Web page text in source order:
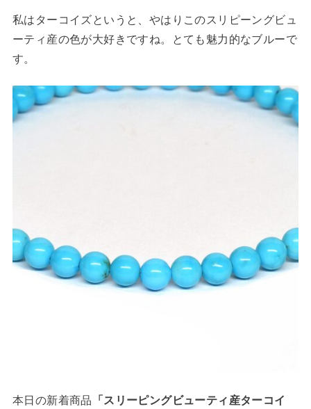
私はターコイズというと、やはりこのスリピーングビュ
ーティ産の色が大好きですね。とても魅力的なブルーで
す。
本日の新着商品 「スリーピングビューティ産ターコイ